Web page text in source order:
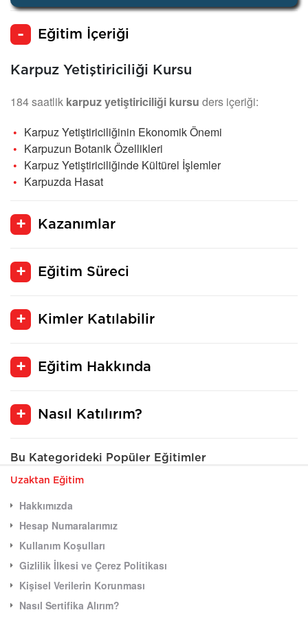
Eğitim İçeriği
Karpuz Yetiştiriciliği Kursu
184 saatlik karpuz yetiştiriciliği kursu ders içeriği:
Karpuz Yetiştiriciliğinin Ekonomik Önemi
Karpuzun Botanik Özellikleri
Karpuz Yetiştiriciliğinde Kültürel İşlemler
Karpuzda Hasat
Kazanımlar
Eğitim Süreci
Kimler Katılabilir
Eğitim Hakkında
Nasıl Katılırım?
Bu Kategorideki Popüler Eğitimler
Uzaktan Eğitim
Hakkımızda
Hesap Numaralarımız
Kullanım Koşulları
Gizlilik İlkesi ve Çerez Politikası
Kişisel Verilerin Korunması
Nasıl Sertifika Alırım?